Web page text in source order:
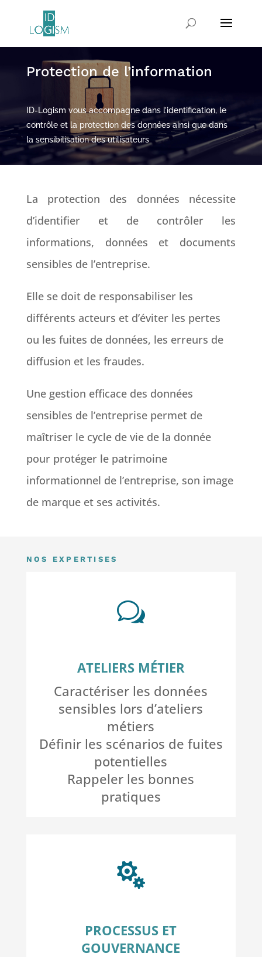
Protection de l’information
ID-Logism vous accompagne dans l’identification, le
contrôle et la protection des données ainsi que dans
la sensibilisation des utilisateurs
La protection des données nécessite
d’identifier et de contrôler les
informations, données et documents
sensibles de l’entreprise.
Elle se doit de responsabiliser les
différents acteurs et d’éviter les pertes
ou les fuites de données, les erreurs de
diffusion et les fraudes.
Une gestion efficace des données
sensibles de l’entreprise permet de
maîtriser le cycle de vie de la donnée
pour protéger le patrimoine
informationnel de l’entreprise, son image
de marque et ses activités.
NOS EXPERTISES
w
ATELIERS MÉTIER
Caractériser les données
sensibles lors d’ateliers
métiers
Définir les scénarios de fuites
potentielles
Rappeler les bonnes
pratiques

PROCESSUS ET
GOUVERNANCE